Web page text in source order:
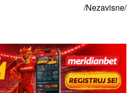
/Nezavisne/